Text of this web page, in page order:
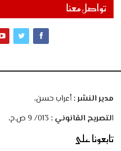
تواصل معنا
مدير النشر :أعراب حسن،
التصريح القانوني :
تابعونا على